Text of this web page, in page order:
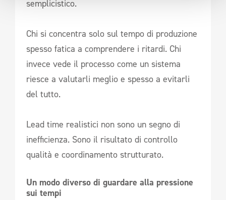
semplicistico.
Chi si concentra solo sul tempo di produzione
spesso fatica a comprendere i ritardi. Chi
invece vede il processo come un sistema
riesce a valutarli meglio e spesso a evitarli
del tutto.
Lead time realistici non sono un segno di
inefficienza. Sono il risultato di controllo
qualità e coordinamento strutturato.
Un modo diverso di guardare alla pressione
sui tempi